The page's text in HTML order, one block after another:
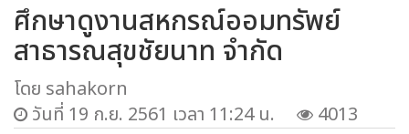
ศึกษาดูงานสหกรณ์ออมทรัพย์
สาธารณสุขชัยนาท จำกัด
โดย sahakorn
วันที่ 19 ก.ย. 2561 เวลา 11:24 น.
4013